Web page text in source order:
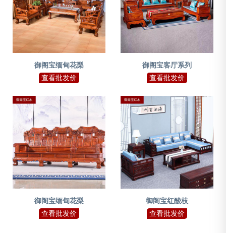
御阁宝缅甸花梨
查看批发价
御阁宝客厅系列
查看批发价
御阁宝缅甸花梨
查看批发价
御阁宝红酸枝
查看批发价